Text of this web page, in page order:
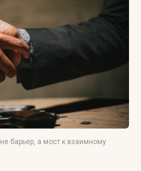
барьер, а мост к взаимному